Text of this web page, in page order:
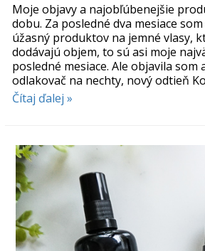
Moje objavy a najobľúbenejšie
dobu. Za posledné dva mesiace
úžasný produktov na jemné vlasy,
dodávajú objem, to sú asi moje
posledné mesiace. Ale objavila
odlakovač na nechty, nový odtieň
Čítaj ďalej »